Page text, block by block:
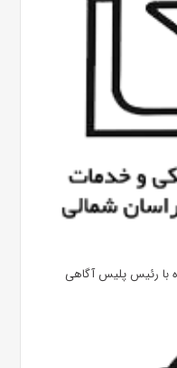
با رئیس پلیس آگاهی